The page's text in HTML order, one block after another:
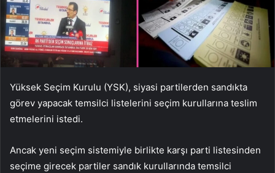
Yüksek Seçim Kurulu (YSK), siyasi partilerden sandıkta
görev yapacak temsilci listelerini seçim kurullarına teslim
etmelerini istedi.
Ancak yeni seçim sistemiyle birlikte karşı parti listesinden
seçime girecek partiler sandık kurullarında temsilci